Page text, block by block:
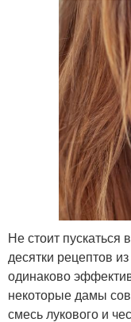
Не стоит пускаться
десятки рецептов
одинаково
некоторые дамы
смесь лукового и